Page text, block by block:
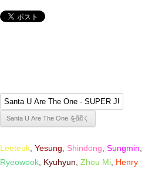
Leeteuk Yesung Shindong Sungmin
Ryeowook Kyuhyun Zhou Mi Henry